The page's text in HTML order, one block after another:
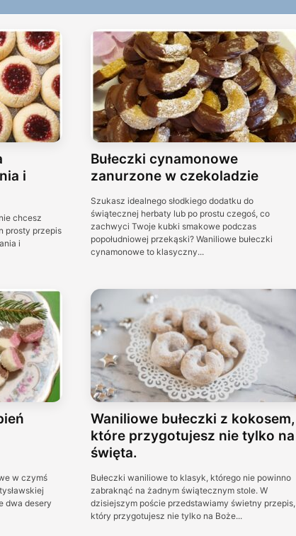
i
chcesz
prosty przepis
i
Bułeczki cynamonowe
zanurzone w czekoladzie
Szukasz idealnego słodkiego dodatku do
świątecznej herbaty lub po prostu czegoś, co
zachwyci Twoje kubki smakowe podczas
popołudniowej przekąski? Waniliowe bułeczki
cynamonowe to klasyczny...
w czymś
dwa desery
Waniliowe bułeczki z kokosem,
które przygotujesz nie tylko na
święta.
Bułeczki waniliowe to klasyk, którego nie powinno
zabraknąć na żadnym świątecznym stole. W
dzisiejszym poście przedstawiamy świetny przepis,
który przygotujesz nie tylko na Boże...